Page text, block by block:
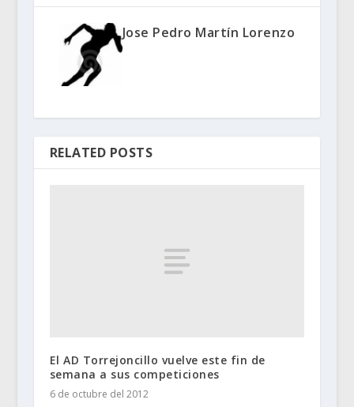
Jose Pedro Martín Lorenzo
RELATED POSTS
El AD Torrejoncillo vuelve este fin de
semana a sus competiciones
6 de octubre del 2012